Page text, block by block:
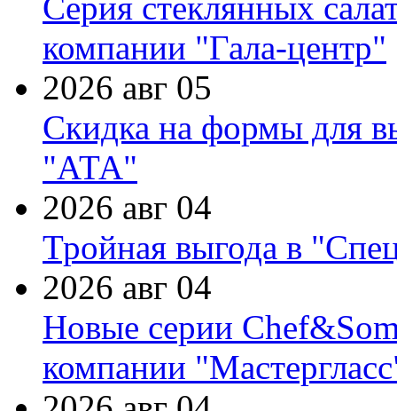
компании "Гала-центр"
2026 авг 05
Скидка на формы для
"АТА"
2026 авг 04
Тройная выгода в
2026 авг 04
Новые серии
компании